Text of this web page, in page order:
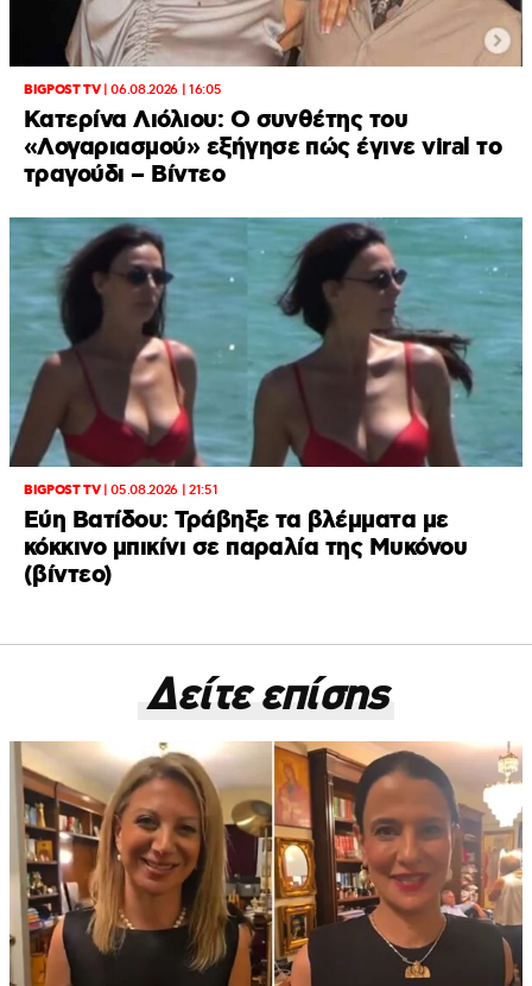
BIGPOST TV|06.08.2026 | 16:05
Κατερίνα Λιόλιου: Ο συνθέτης του
«Λογαριασμού» εξήγησε πώς έγινε viral το
τραγούδι – Βίντεο
BIGPOST TV|05.08.2026 | 21:51
Εύη Βατίδου: Τράβηξε τα βλέμματα με
κόκκινο μπικίνι σε παραλία της Μυκόνου
(βίντεο)
Δείτε επίσης